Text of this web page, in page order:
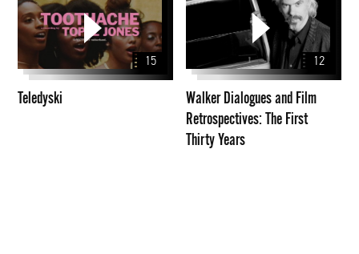
15
Teledyski
Dialogues
Film
Retrospectives:
First
Thirty
Years
12
Walker Dialogues and Film
Retrospectives: The First
Thirty Years